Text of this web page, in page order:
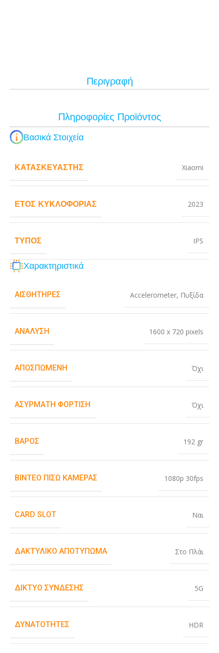
Περιγραφή
Πληροφορίες Προϊόντος
Βασικά Στοιχεία
ΚΑΤΑΣΚΕΥΑΣΤΉΣ Xiaomi
ΈΤΟΣ ΚΥΚΛΟΦΟΡΊΑΣ 2023
ΤΎΠΟΣ IPS
Χαρακτηριστικά
ΑΙΣΘΗΤΉΡΕΣ Accelerometer, Πυξίδα
ΑΝΆΛΥΣΗ 1600 x 720 pixels
ΑΠΟΣΠΏΜΕΝΗ Όχι
ΑΣΎΡΜΑΤΗ ΦΌΡΤΙΣΗ Όχι
ΒΆΡΟΣ 192 gr
ΒΊΝΤΕΟ ΠΊΣΩ ΚΆΜΕΡΑΣ 1080p 30fps
CARD SLOT Ναι
ΔΑΚΤΥΛΙΚΌ ΑΠΟΤΎΠΩΜΑ Στο Πλάι
ΔΊΚΤΥΟ ΣΎΝΔΕΣΗΣ 5G
ΔΥΝΑΤΌΤΗΤΕΣ HDR